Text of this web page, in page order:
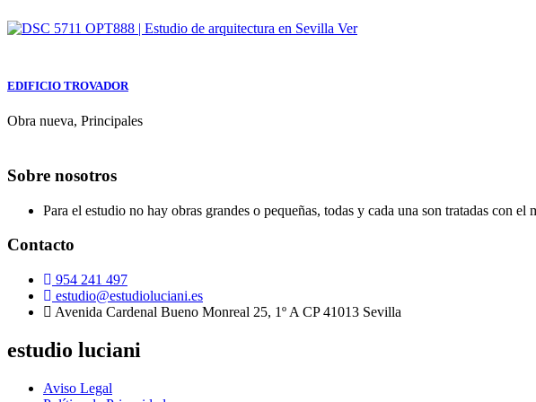
Ver
EDIFICIO TROVADOR
Obra nueva, Principales
Sobre nosotros
Para el estudio no hay obras grandes o pequeñas, todas y cada una son tratadas con
Contacto
954 241 497
estudio@estudioluciani.es
Avenida Cardenal Bueno Monreal 25, 1º A CP 41013 Sevilla
estudio luciani
Aviso Legal